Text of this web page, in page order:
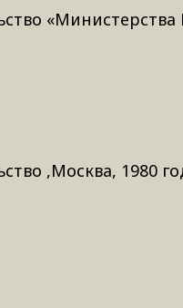
,Москва, 1980